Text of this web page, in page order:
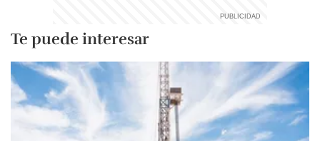
Te puede interesar